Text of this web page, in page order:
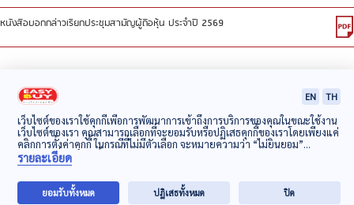
ข่าว
ความ
หนังสือบอกกล่าวเรียกประชุมสามัญผู้ถือหุ้น ประจำปี 2569
ข้อแนะนำ : Web Browser ที่เหมาะแก่การใช้งาน Internet Explorer version 10 ขึ้นไป, Mozilla Firefox,
Safari, Google Chrome
EASY BUY PUBLIC COMPANY LIMITED
EN TH
เว็บไซต์ของเราใช้คุกกี้เพื่อการพัฒนาการเข้าถึงการบริการของคุณในขณะใช้งาน
เว็บไซต์ของเรา คุณสามารถเลือกที่จะยอมรับหรือปฏิเสธคุกกี้ของเราโดยเพียงแค่
คลิกการตั้งค่าคุกกี้ ในกรณีที่ไม่มีตัวเลือก จะหมายความว่า “ไม่ยินยอม”
นโยบายเกี่ยวกับคุกกี้
รายละเอียด
ยอมรับทั้งหมด ปฏิเสธทั้งหมด ปิด